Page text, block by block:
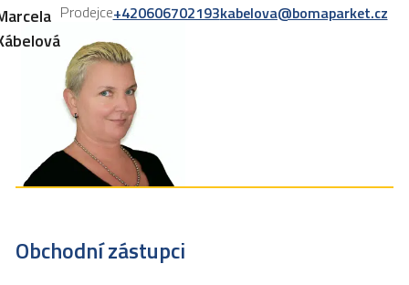
Prodejce+420606702193kabelova@bomaparket.cz
Obchodní zástupci